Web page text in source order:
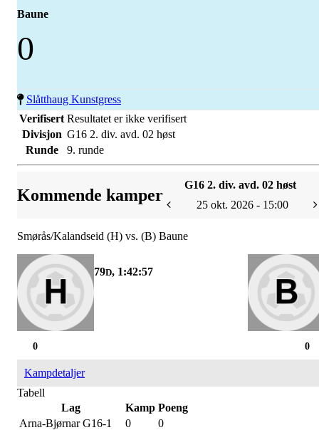
Baune
0
Slåtthaug Kunstgress
Verifisert Resultatet er ikke verifisert
Divisjon G16 2. div. avd. 02 høst
Runde
9. runde
Kommende kamper
G16 2. div. avd. 02 høst
25 okt. 2026 - 15:00
Smørås/Kalandseid (H) vs. (B) Baune
79D, 1:42:57
0
0
Kampdetaljer
Tabell
Lag
Kamp Poeng
Arna-Bjørnar G16-1
0
0